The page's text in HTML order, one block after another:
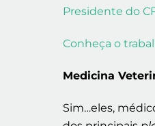
Presidente do
Conheça o
Medicina
Sim…eles,